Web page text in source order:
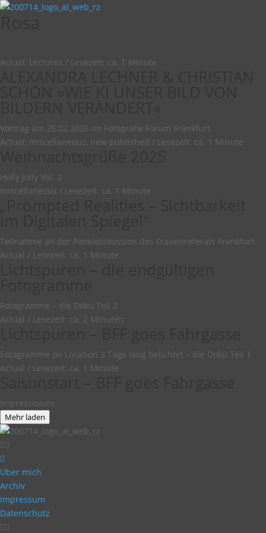
Actual, Lectures / Lesezeit: ca. 1 Minute
Vortrag am 25.02.2026 im Fotografie Forum Frankfurt
Actual, miscellaneous, new published / Lesezeit: ca. 1 Minute
Holly Jolly Vol. 2
miscellaneous / Lesezeit: ca. 1 Minute
Teilnahme an der Paneldiskussion des Frauenreferats Frankfurt
Actual / Lesezeit: ca. 1 Minute
Fotogramme – die Doku Teil 2
Actual / Lesezeit: ca. 2 Minuten
Fotogramme on Location 3 Tage lang belichtet – die Doku Teil 1
Actual / Lesezeit: ca. 1 Minute
Impressionen
Mehr laden
Über mich
Archiv
Impressum
Datenschutz